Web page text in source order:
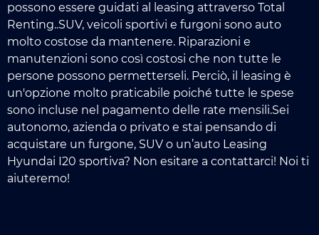
possono essere guidati al leasing attraverso Total
Renting..SUV, veicoli sportivi e furgoni sono auto
molto costose da mantenere. Riparazioni e
manutenzioni sono così costosi che non tutte le
persone possono permetterseli. Perciò, il leasing è
un'opzione molto praticabile poiché tutte le spese
sono incluse nel pagamento delle rate mensili.Sei
autonomo, azienda o privato e stai pensando di
acquistare un furgone, SUV o un’auto Leasing
Hyundai I20 sportiva? Non esitare a contattarci! Noi ti
aiuteremo!